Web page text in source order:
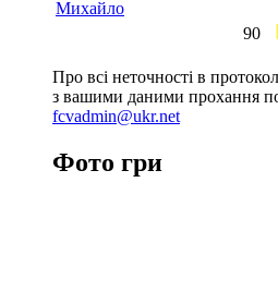
Михайло
90
Про всі неточності в
з вашими даними прохання
fcvadmin@ukr.net
Фото гри